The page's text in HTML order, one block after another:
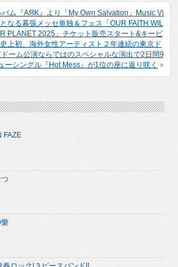
ム『AЯK』より「My Own Salvation」Music Vi
なる幕張メッセ単独＆フェス「OUR FAITH WIL
PLANET 2025」チケット販売スタート&キービ
上初、海外女性アーティスト２年連続の東京ド
ーム公演ならではのスペシャルな演出で2日間9
ーシングル『Hot Mess』が1位の座に返り咲く »
FAZE